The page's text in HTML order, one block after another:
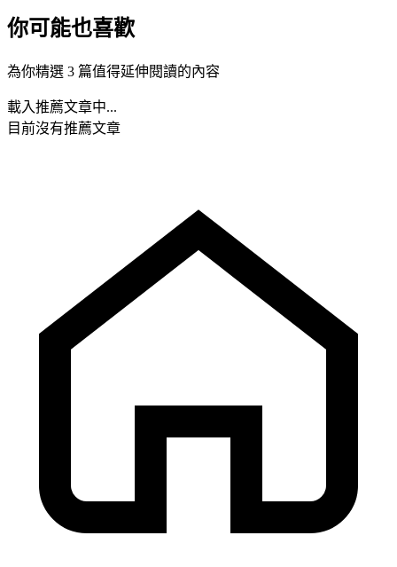
你可能也喜歡
為你精選 3 篇值得延伸閱讀的內容
載入推薦文章中...
目前沒有推薦文章